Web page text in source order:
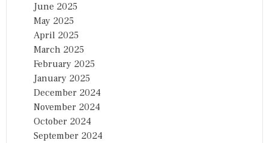
June 2025
May 2025
April 2025
March 2025
February 2025
January 2025
December 2024
November 2024
October 2024
September 2024